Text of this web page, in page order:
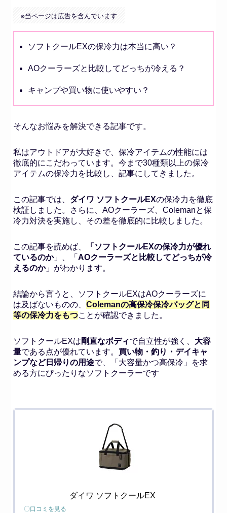
※当ページは広告を含んでいます
ソフトクールEXの保冷力は本当に高い？
AOクーラーズと比較してどっちが冷える？
キャンプや買い物に使いやすい？
そんなお悩みを解決できる記事です。
私はアウトドアが大好きで、保冷アイテムの性能には
徹底的にこだわっています。今まで30種類以上の保冷
アイテムの保冷力を比較し、記事にしてきました。
この記事では、 ダイワ ソフトクールEXの保冷力を徹底
検証しました。さらに、AOクーラーズ、Colemanと保
冷力対決を実施し、その差を徹底的に比較しました。
この記事を読めば、
「ソフトクールEXの保冷力が優れ
ているのか」、「 AOクーラーズと比較してどっちが冷
えるのか」がわかります。
結論から言うと、ソフトクールEXはAOクーラーズに
は及ばないものの、 Colemanの高保冷保冷バッグと同
等の保冷力をもつことが確認できました。
ソフトクールEXは剛直なボディで自立性が強く、 大容
量である点が優れています。 買い物・釣り・デイキャ
ンプなど日帰りの用途で、「大容量かつ高保冷」を求
める方にぴったりなソフトクーラーです
ダイワ ソフトクールEX
〇口コミを見る